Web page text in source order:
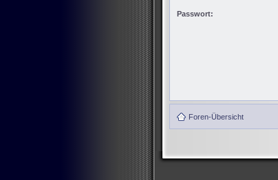
Passwort:
Foren-Übersicht